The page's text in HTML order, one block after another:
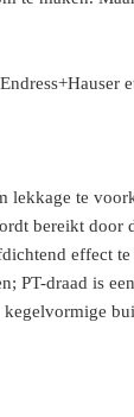
lekkage te
bereikt door
effect
PT-draad is